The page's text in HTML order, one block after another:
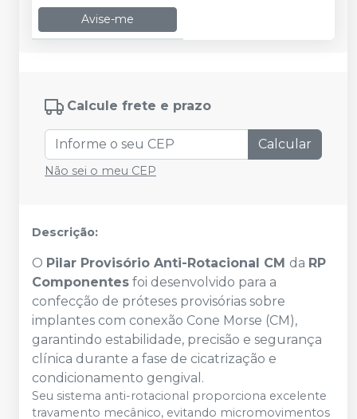
Avise-me
Calcule frete e prazo
Calcular
Não sei o meu CEP
Descrição:
O Pilar Provisório Anti-Rotacional CM da RP
Componentes foi desenvolvido para a
confecção de próteses provisórias sobre
implantes com conexão Cone Morse (CM),
garantindo estabilidade, precisão e segurança
clínica durante a fase de cicatrização e
condicionamento gengival.
Seu sistema anti-rotacional proporciona excelente
travamento mecânico, evitando micromovimentos